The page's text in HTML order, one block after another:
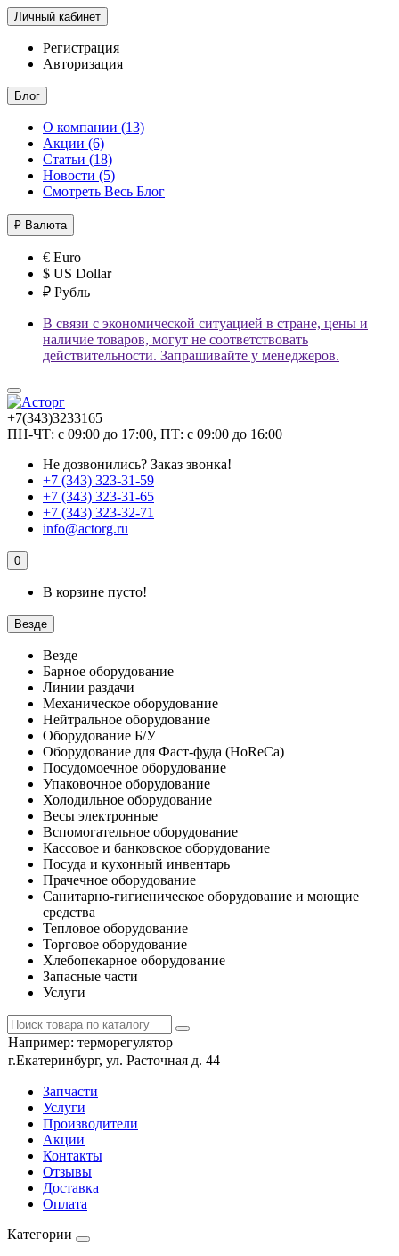
Личный кабинет
Регистрация
Авторизация
Блог
О компании (13)
Акции (6)
Статьи (18)
Новости (5)
Смотреть Весь Блог
₽ Валюта
€ Euro
$ US Dollar
₽ Рубль
В связи с экономической ситуацией в стране, цены и
наличие товаров, могут не соответствовать
действительности. Запрашивайте у менеджеров.
+7(343)3233165
ПН-ЧТ: с 09:00 до 17:00, ПТ: с 09:00 до 16:00
Не дозвонились? Заказ звонка!
+7 (343) 323-31-59
+7 (343) 323-31-65
+7 (343) 323-32-71
info@actorg.ru
0
В корзине пусто!
Везде
Везде
Барное оборудование
Линии раздачи
Механическое оборудование
Нейтральное оборудование
Оборудование Б/У
Оборудование для Фаст-фуда (HoReCa)
Посудомоечное оборудование
Упаковочное оборудование
Холодильное оборудование
Весы электронные
Вспомогательное оборудование
Кассовое и банковское оборудование
Посуда и кухонный инвентарь
Прачечное оборудование
Санитарно-гигиеническое оборудование и моющие
средства
Тепловое оборудование
Торговое оборудование
Хлебопекарное оборудование
Запасные части
Услуги
Например: терморегулятор
г.Екатеринбург, ул. Расточная д. 44
Запчасти
Услуги
Производители
Акции
Контакты
Отзывы
Доставка
Оплата
Категории